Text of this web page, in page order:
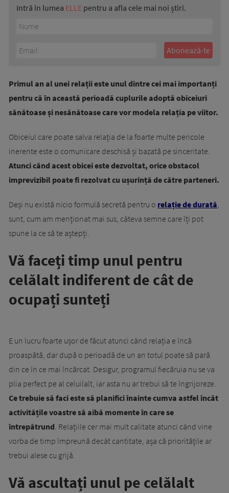
Intră în lumea ELLE pentru a afla cele mai noi știri.
Primul an al unei relații este unul dintre cei mai importanți
pentru că în această perioadă cuplurile adoptă obiceiuri
sănătoase și nesănătoase care vor modela relația pe viitor.
Obiceiul care poate salva relația de la foarte multe pericole
inerente este o comunicare deschisă și bazată pe sinceritate.
Atunci când acest obicei este dezvoltat, orice obstacol
imprevizibil poate fi rezolvat cu ușurință de către parteneri.
Deși nu există nicio formulă secretă pentru o relație de durată,
sunt, cum am menționat mai sus, câteva semne care îți pot
spune la ce să te aștepți.
Vă faceți timp unul pentru
celălalt indiferent de cât de
ocupați sunteți
E un lucru foarte ușor de făcut atunci când relația e încă
proaspătă, dar după o perioadă de un an totul poate să pară
din ce în ce mai încărcat. Desigur, programul fiecăruia nu se va
plia perfect pe al celuilalt, iar asta nu ar trebui să te îngrijoreze.
Ce trebuie să faci este să planifici înainte cumva astfel încât
activitățile voastre să aibă momente în care se
întrepătrund. Relațiile cer mai mult calitate atunci când vine
vorba de timp împreună decât cantitate, așa că prioritățile ar
trebui alese cu grijă.
Vă ascultați unul pe celălalt